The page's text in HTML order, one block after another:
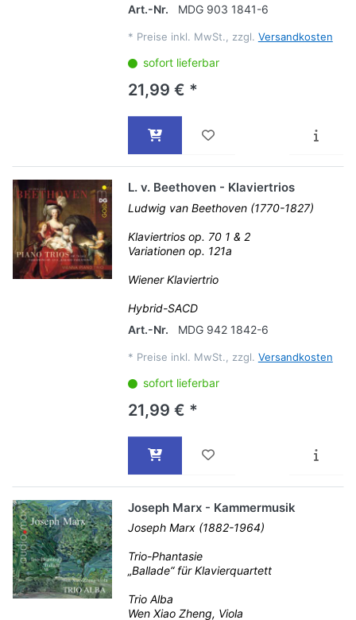
Art.-Nr.
MDG 903 1841-6
* Preise inkl. MwSt., zzgl. Versandkosten
sofort lieferbar
21,99 € *
L. v. Beethoven - Klaviertrios
Ludwig van Beethoven (1770-1827)
Klaviertrios op. 70 1 & 2
Variationen op. 121a
Wiener Klaviertrio
Hybrid-SACD
Art.-Nr.
MDG 942 1842-6
* Preise inkl. MwSt., zzgl. Versandkosten
sofort lieferbar
21,99 € *
Joseph Marx - Kammermusik
Joseph Marx (1882-1964)
Trio-Phantasie
„Ballade“ für Klavierquartett
Trio Alba
Wen Xiao Zheng, Viola